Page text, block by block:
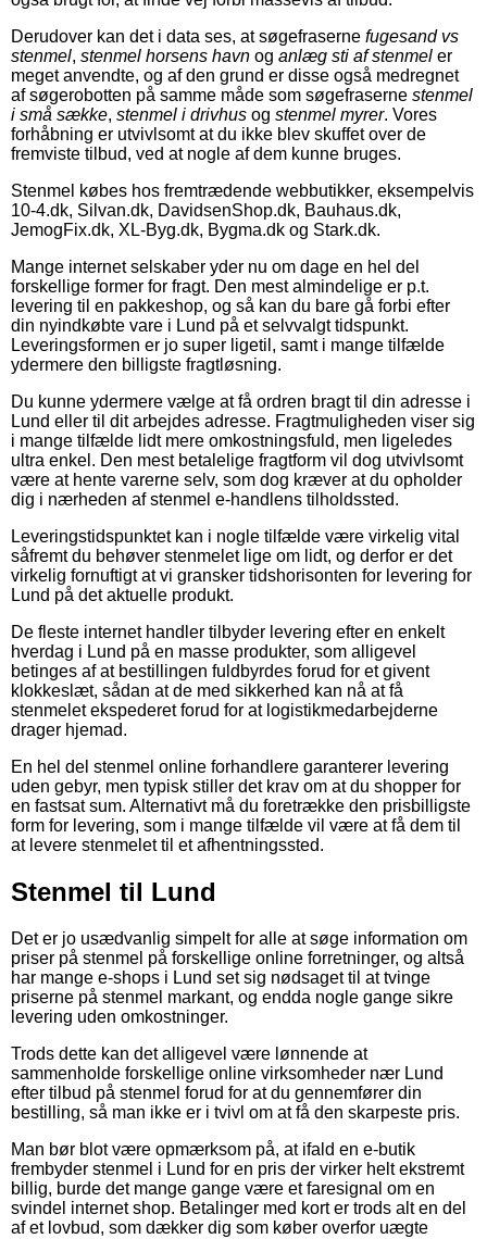
Derudover kan det i data ses, at søgefraserne fugesand vs
stenmel, stenmel horsens havn og anlæg sti af stenmel er
meget anvendte, og af den grund er disse også medregnet
af søgerobotten på samme måde som søgefraserne stenmel
i små sække, stenmel i drivhus og stenmel myrer. Vores
forhåbning er utvivlsomt at du ikke blev skuffet over de
fremviste tilbud, ved at nogle af dem kunne bruges.
Stenmel købes hos fremtrædende webbutikker, eksempelvis
10-4.dk, Silvan.dk, DavidsenShop.dk, Bauhaus.dk,
JemogFix.dk, XL-Byg.dk, Bygma.dk og Stark.dk.
Mange internet selskaber yder nu om dage en hel del
forskellige former for fragt. Den mest almindelige er p.t.
levering til en pakkeshop, og så kan du bare gå forbi efter
din nyindkøbte vare i Lund på et selvvalgt tidspunkt.
Leveringsformen er jo super ligetil, samt i mange tilfælde
ydermere den billigste fragtløsning.
Du kunne ydermere vælge at få ordren bragt til din adresse i
Lund eller til dit arbejdes adresse. Fragtmuligheden viser sig
i mange tilfælde lidt mere omkostningsfuld, men ligeledes
ultra enkel. Den mest betalelige fragtform vil dog utvivlsomt
være at hente varerne selv, som dog kræver at du opholder
dig i nærheden af stenmel e-handlens tilholdssted.
Leveringstidspunktet kan i nogle tilfælde være virkelig vital
såfremt du behøver stenmelet lige om lidt, og derfor er det
virkelig fornuftigt at vi gransker tidshorisonten for levering for
Lund på det aktuelle produkt.
De fleste internet handler tilbyder levering efter en enkelt
hverdag i Lund på en masse produkter, som alligevel
betinges af at bestillingen fuldbyrdes forud for et givent
klokkeslæt, sådan at de med sikkerhed kan nå at få
stenmelet ekspederet forud for at logistikmedarbejderne
drager hjemad.
En hel del stenmel online forhandlere garanterer levering
uden gebyr, men typisk stiller det krav om at du shopper for
en fastsat sum. Alternativt må du foretrække den prisbilligste
form for levering, som i mange tilfælde vil være at få dem til
at levere stenmelet til et afhentningssted.
Stenmel til Lund
Det er jo usædvanlig simpelt for alle at søge information om
priser på stenmel på forskellige online forretninger, og altså
har mange e-shops i Lund set sig nødsaget til at tvinge
priserne på stenmel markant, og endda nogle gange sikre
levering uden omkostninger.
Trods dette kan det alligevel være lønnende at
sammenholde forskellige online virksomheder nær Lund
efter tilbud på stenmel forud for at du gennemfører din
bestilling, så man ikke er i tvivl om at få den skarpeste pris.
Man bør blot være opmærksom på, at ifald en e-butik
frembyder stenmel i Lund for en pris der virker helt ekstremt
billig, burde det mange gange være et faresignal om en
svindel internet shop. Betalinger med kort er trods alt en del
af et lovbud, som dækker dig som køber overfor uægte